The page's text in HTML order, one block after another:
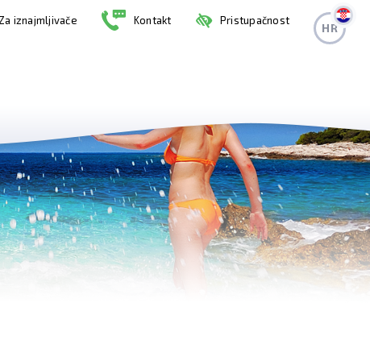
Za iznajmljivače Kontakt Pristupačnost
HR